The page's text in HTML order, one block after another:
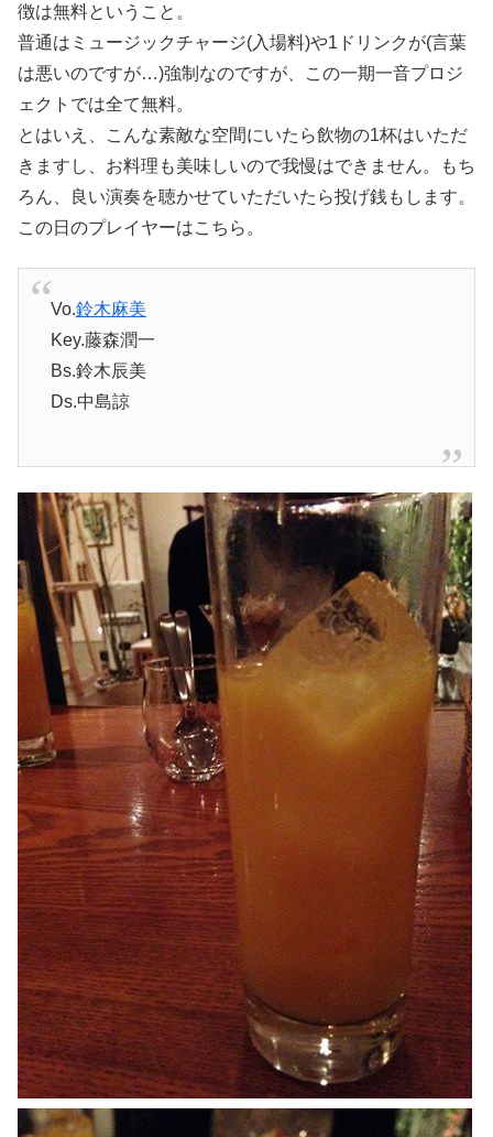
徴は無料ということ。
普通はミュージックチャージ(入場料)や1ドリンクが(言葉
は悪いのですが…)強制なのですが、この一期一音プロジ
ェクトでは全て無料。
とはいえ、こんな素敵な空間にいたら飲物の1杯はいただ
きますし、お料理も美味しいので我慢はできません。もち
ろん、良い演奏を聴かせていただいたら投げ銭もします。
この日のプレイヤーはこちら。
Vo.鈴木麻美
Key.藤森潤一
Bs.鈴木辰美
Ds.中島諒